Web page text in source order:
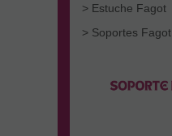
> Estuche Fagot
> Soportes Fagot